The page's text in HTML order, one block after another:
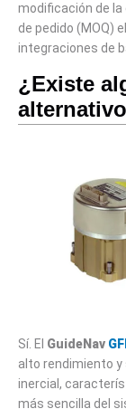
modificación de
de pedido (MOQ)
integraciones de
¿Existe
Sí. El GuideNav
alto rendimiento y
inercial,
más sencilla del